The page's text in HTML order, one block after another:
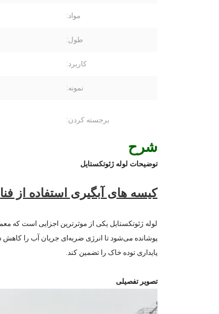
مواد:
طول:
کاربرد:
نمونه:
برجسته کردن:
شرح
توضیحات لوله ژئوتکستایل
کیسه های آبگیری استفاده از
لوله ژئوتکستایل یکی از موثرترین اجزایی است که
پوشانده می‌شود تا انرژی ضربه‌ای جریان آب را کاهش
پایداری توده خاک را تضمین کند.
تصویر تفصیلی